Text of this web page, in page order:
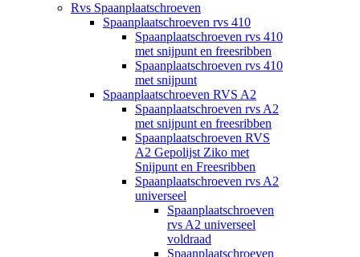
Rvs Spaanplaatschroeven
Spaanplaatschroeven rvs 410
Spaanplaatschroeven rvs 410
met snijpunt en freesribben
Spaanplaatschroeven rvs 410
met snijpunt
Spaanplaatschroeven RVS A2
Spaanplaatschroeven rvs A2
met snijpunt en freesribben
Spaanplaatschroeven RVS
A2 Gepolijst Ziko met
Snijpunt en Freesribben
Spaanplaatschroeven rvs A2
universeel
Spaanplaatschroeven
rvs A2 universeel
voldraad
Spaanplaatschroeven